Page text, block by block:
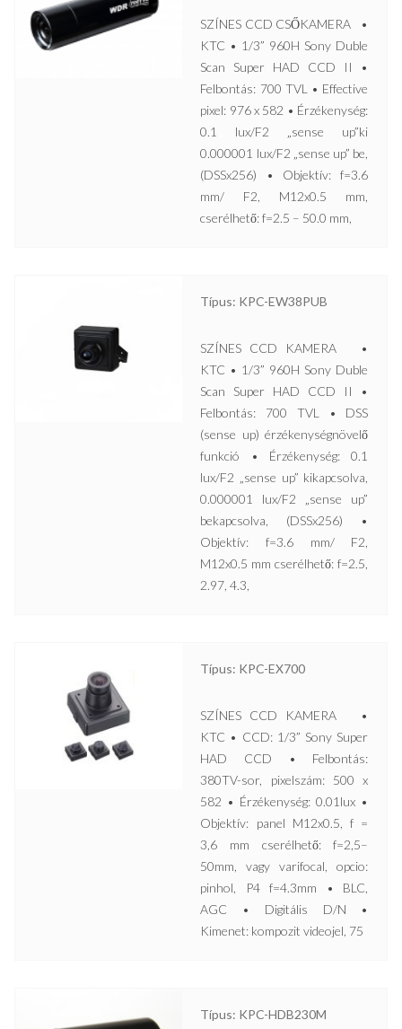
SZÍNES CCD CSŐKAMERA •
KTC • 1/3” 960H Sony Duble
Scan Super HAD CCD II •
Felbontás: 700 TVL • Effective
pixel: 976 x 582 • Érzékenység:
0.1 lux/F2 „sense up”ki
0.000001 lux/F2 „sense up” be,
(DSSx256) • Objektív: f=3.6
mm/ F2, M12x0.5 mm,
cserélhető: f=2.5 – 50.0 mm,
Típus: KPC-EW38PUB
SZÍNES CCD KAMERA •
KTC • 1/3” 960H Sony Duble
Scan Super HAD CCD II •
Felbontás: 700 TVL • DSS
(sense up) érzékenységnövelő
funkció • Érzékenység: 0.1
lux/F2 „sense up” kikapcsolva,
0.000001 lux/F2 „sense up”
bekapcsolva, (DSSx256) •
Objektív: f=3.6 mm/ F2,
M12x0.5 mm cserélhető: f=2.5,
2.97, 4.3,
Típus: KPC-EX700
SZÍNES CCD KAMERA •
KTC • CCD: 1/3” Sony Super
HAD CCD • Felbontás:
380TV-sor, pixelszám: 500 x
582 • Érzékenység: 0.01lux •
Objektív: panel M12x0.5, f =
3,6 mm cserélhető: f=2,5–
50mm, vagy varifocal, opcio:
pinhol, P4 f=4.3mm • BLC,
AGC • Digitális D/N •
Kimenet: kompozit videojel, 75
Típus: KPC-HDB230M